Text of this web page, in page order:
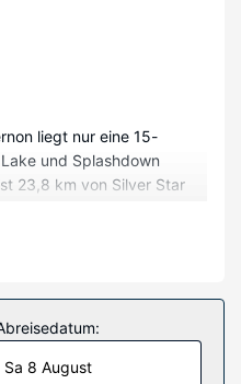
liegt nur eine 15-
und Splashdown
23,8 km von Silver Star
Zimmer, die über
verfügen, wie zu
Balkone oder Patios. In
Gefrierfächer,
Sa 8 August